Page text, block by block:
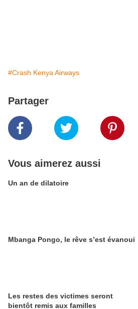
#Crash Kenya Airways
Partager
Vous aimerez aussi
Un an de dilatoire
Mbanga Pongo, le rêve s’est évanoui
Les restes des victimes seront
bientôt remis aux familles